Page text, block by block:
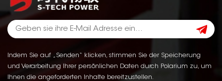
Indem Sie auf „Senden“ klicken, stimmen Sie der Speicherung
und Verarbeitung Ihrer persönlichen Daten durch Polarium zu, um
Ihnen die angeforderten Inhalte bereitzustellen.